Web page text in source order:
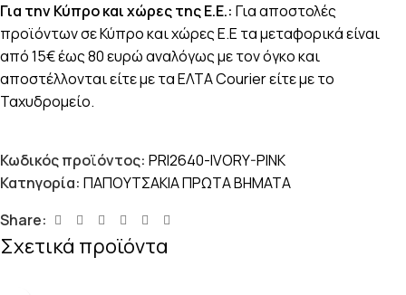
Για την Κύπρο και χώρες της Ε.Ε.: Για αποστολές
προϊόντων σε Κύπρο και χώρες Ε.Ε τα μεταφορικά είναι
από 15€ έως 80 ευρώ αναλόγως με τον όγκο και
αποστέλλονται είτε με τα ΕΛΤΑ Courier είτε με το
Ταχυδρομείο.
Κωδικός προϊόντος: PRI2640-IVORY-PINK
Κατηγορία: ΠΑΠΟΥΤΣΑΚΙΑ ΠΡΩΤΑ ΒΗΜΑΤΑ
Share:
Σχετικά προϊόντα